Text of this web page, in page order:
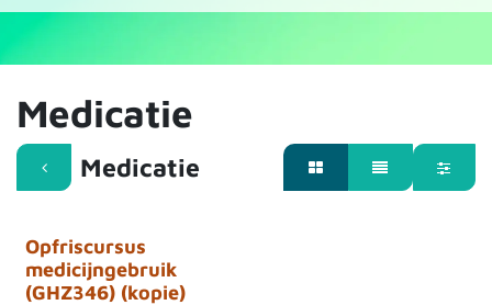
Medicatie
Medicatie
Opfriscursus
medicijngebruik
(GHZ346) (kopie)